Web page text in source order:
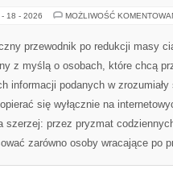
- 18 - 2026 MOŻLIWOŚĆ
przewodnik po redukcji masy
z myślą o osobach, które chcą
informacji podanych w
się wyłącznie na
przez pryzmat
zarówno osoby wracające po